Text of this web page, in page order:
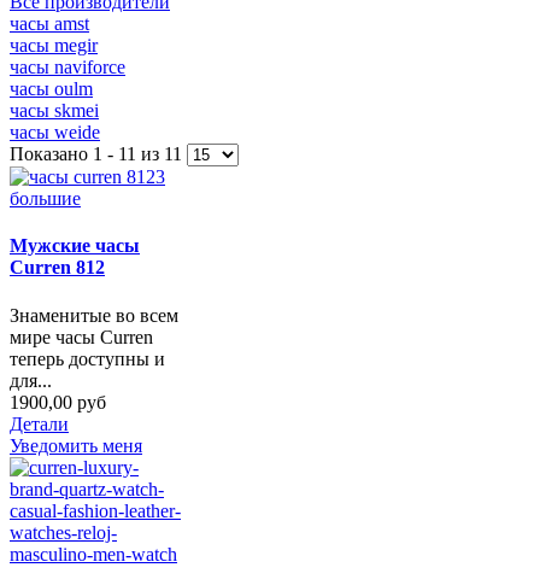
часы amst
часы megir
часы naviforce
часы oulm
часы skmei
часы weide
Показано 1 - 11 из 11
Мужские часы
Curren 812
Знаменитые во всем
мире часы Curren
теперь доступны и
для...
1900,00 руб
Детали
Уведомить меня